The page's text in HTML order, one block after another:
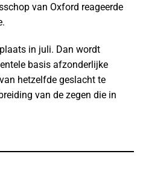
van Oxford reageerde
in juli. Dan wordt
basis afzonderlijke
hetzelfde geslacht te
van de zegen die in